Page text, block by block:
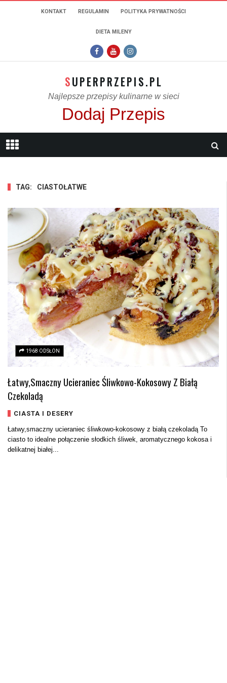
KONTAKT REGULAMIN POLITYKA PRYWATNOŚCI
DIETA MILENY
SUPERPRZEPIS.PL
Najlepsze przepisy kulinarne w sieci
Dodaj Przepis
TAG: CIASTOŁATWE
1968 ODSŁON
Łatwy,smaczny Ucieraniec Śliwkowo-Kokosowy Z Białą
Czekoladą
CIASTA I DESERY
Łatwy,smaczny ucieraniec śliwkowo-kokosowy z białą czekoladą To
ciasto to idealne połączenie słodkich śliwek, aromatycznego kokosa i
delikatnej białej...